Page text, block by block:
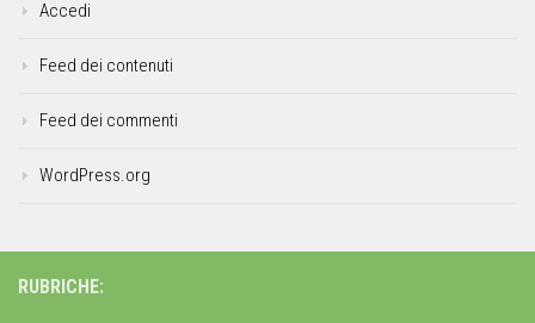
Accedi
Feed dei contenuti
Feed dei commenti
WordPress.org
RUBRICHE: